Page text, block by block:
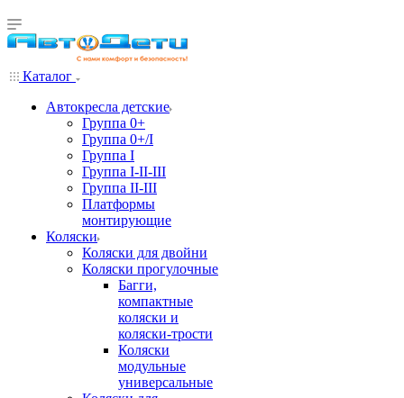
Каталог
Автокресла детские
Группа 0+
Группа 0+/I
Группа I
Группа I-II-III
Группа II-III
Платформы
монтирующие
Коляски
Коляски для двойни
Коляски прогулочные
Багги,
компактные
коляски и
коляски-трости
Коляски
модульные
универсальные